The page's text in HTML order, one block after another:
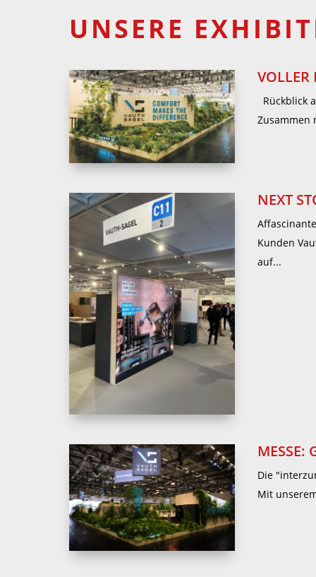
UNSERE
VOLLER
Rückblick
Zusammen
NEXT
Kunden
auf...
MESSE:
Die
Mit